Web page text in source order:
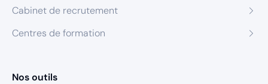
Cabinet de recrutement
Centres de formation
Nos outils